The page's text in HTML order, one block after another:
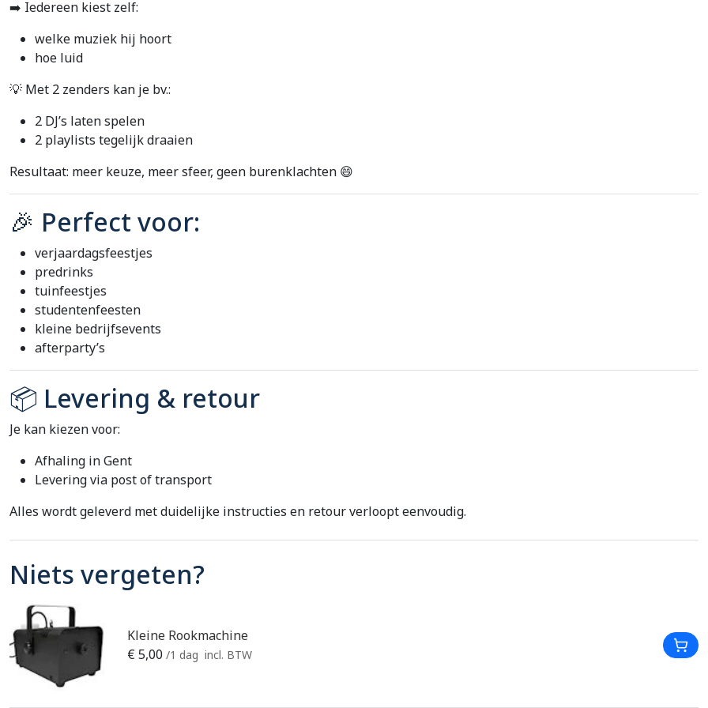
➡️ Iedereen kiest zelf:
welke muziek hij hoort
hoe luid
💡 Met 2 zenders kan je bv.:
2 DJ’s laten spelen
2 playlists tegelijk draaien
Resultaat: meer keuze, meer sfeer, geen burenklachten 😄
🎉 Perfect voor:
verjaardagsfeestjes
predrinks
tuinfeestjes
studentenfeesten
kleine bedrijfsevents
afterparty’s
📦 Levering & retour
Je kan kiezen voor:
Afhaling in Gent
Levering via post of transport
Alles wordt geleverd met duidelijke instructies en retour verloopt eenvoudig.
Niets vergeten?
Kleine Rookmachine
€ 5,00 /1 dag incl. BTW In